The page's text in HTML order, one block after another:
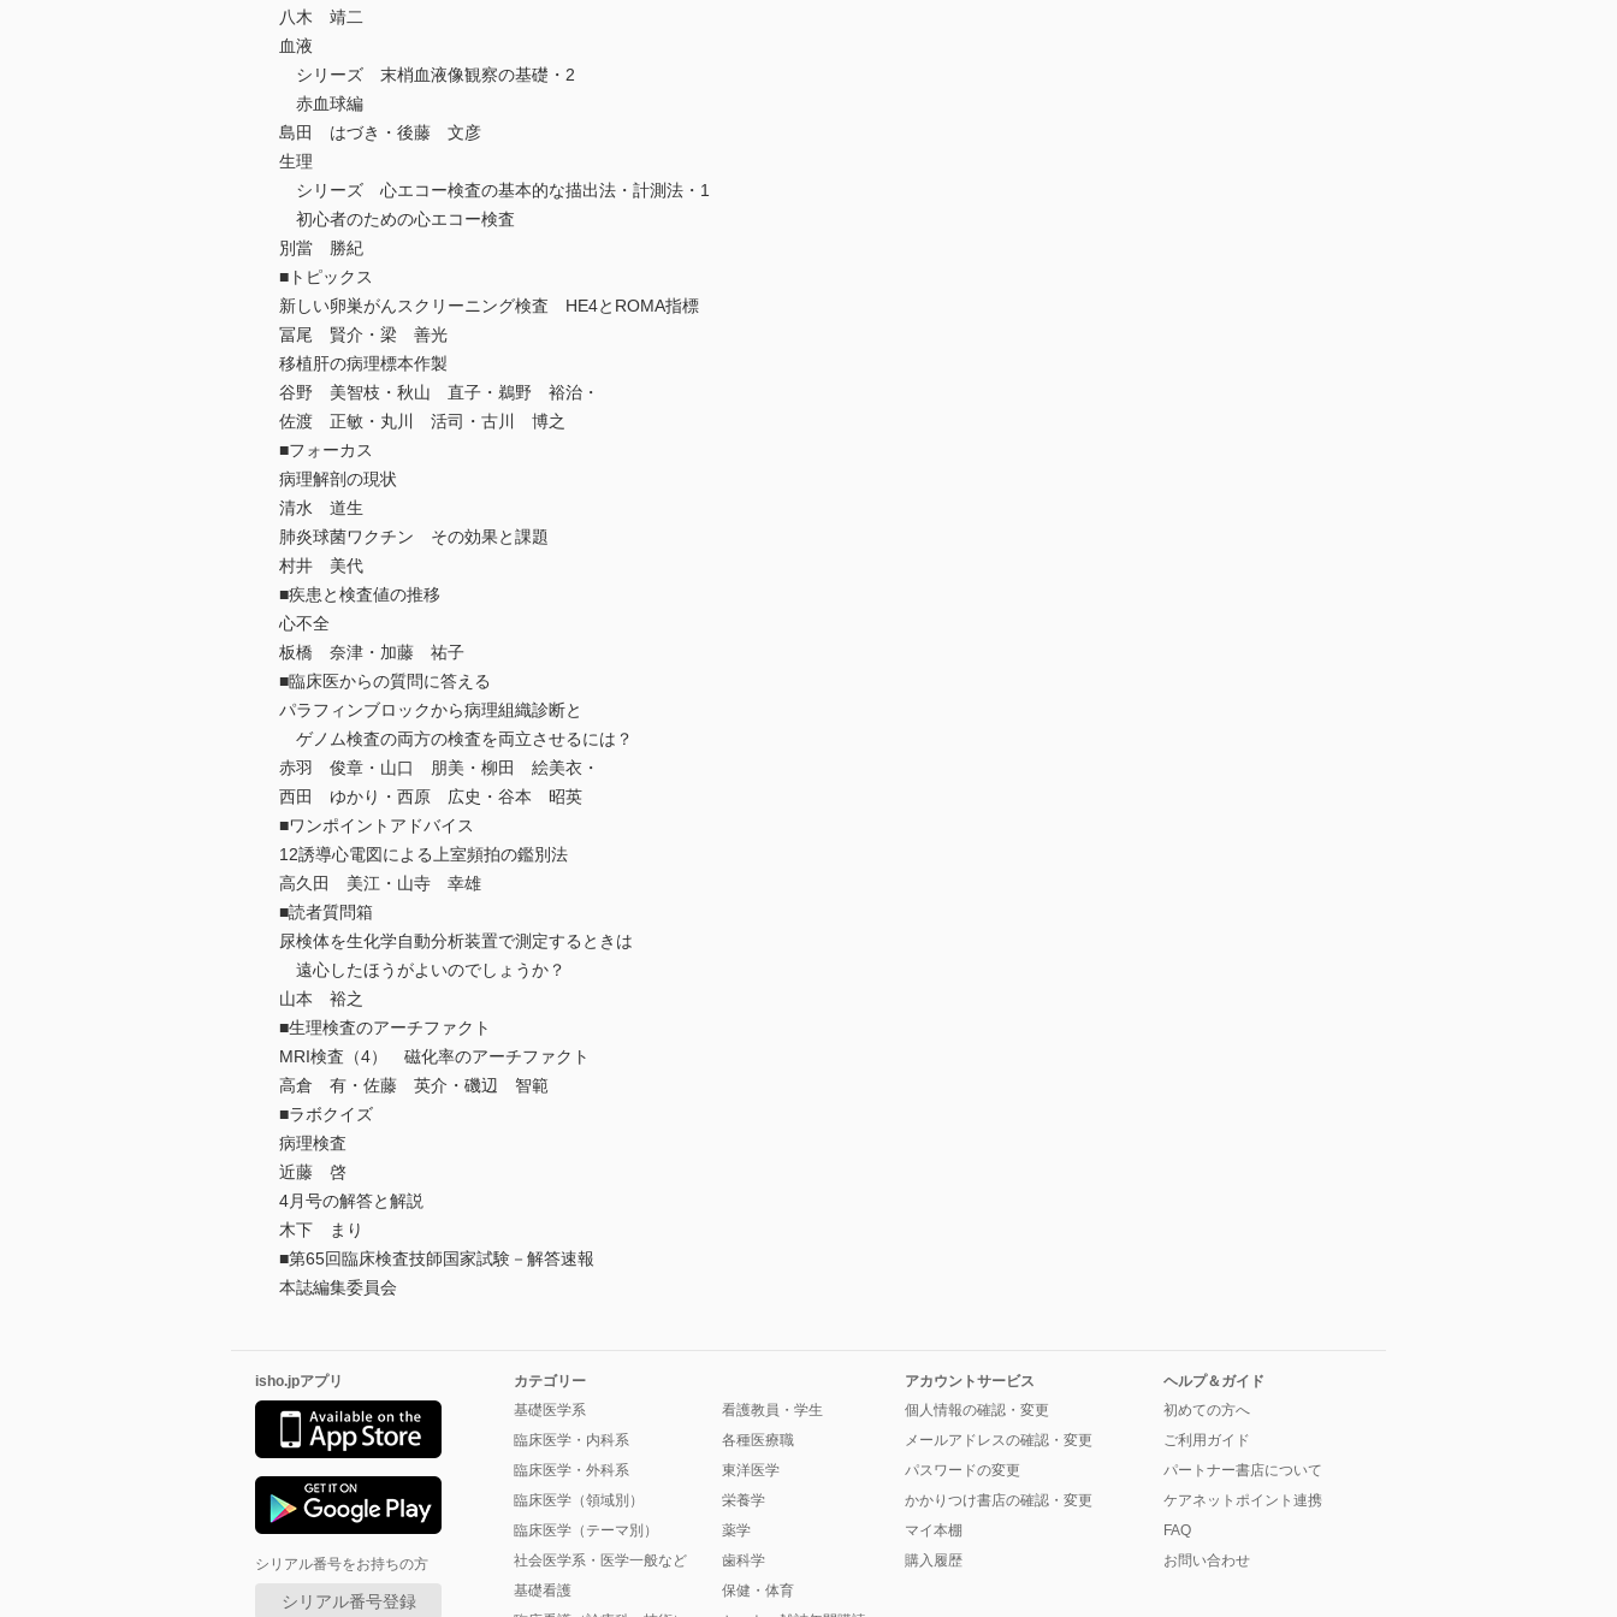
八木 靖二
血液
シリーズ 末梢血液像観察の基礎・2
赤血球編
島田 はづき・後藤 文彦
生理
シリーズ 心エコー検査の基本的な描出法・計測法・1
初心者のための心エコー検査
別當 勝紀
■トピックス
新しい卵巣がんスクリーニング検査 HE4とROMA指標
冨尾 賢介・梁 善光
移植肝の病理標本作製
谷野 美智枝・秋山 直子・鵜野 裕治・
佐渡 正敏・丸川 活司・古川 博之
■フォーカス
病理解剖の現状
清水 道生
肺炎球菌ワクチン その効果と課題
村井 美代
■疾患と検査値の推移
心不全
板橋 奈津・加藤 祐子
■臨床医からの質問に答える
パラフィンブロックから病理組織診断と
ゲノム検査の両方の検査を両立させるには？
赤羽 俊章・山口 朋美・柳田 絵美衣・
西田 ゆかり・西原 広史・谷本 昭英
■ワンポイントアドバイス
12誘導心電図による上室頻拍の鑑別法
高久田 美江・山寺 幸雄
■読者質問箱
尿検体を生化学自動分析装置で測定するときは
遠心したほうがよいのでしょうか？
山本 裕之
■生理検査のアーチファクト
MRI検査（4） 磁化率のアーチファクト
高倉 有・佐藤 英介・磯辺 智範
■ラボクイズ
病理検査
近藤 啓
4月号の解答と解説
木下 まり
■第65回臨床検査技師国家試験－解答速報
本誌編集委員会
isho.jpアプリ
シリアル番号をお持ちの方
シリアル番号登録
カテゴリー
基礎医学系
臨床医学・内科系
臨床医学・外科系
臨床医学（領域別）
臨床医学（テーマ別）
社会医学系・医学一般など
基礎看護
看護教員・学生
各種医療職
東洋医学
栄養学
薬学
歯科学
保健・体育
アカウントサービス
個人情報の確認・変更
メールアドレスの確認・変更
パスワードの変更
かかりつけ書店の確認・変更
マイ本棚
購入履歴
ヘルプ＆ガイド
初めての方へ
ご利用ガイド
パートナー書店について
ケアネットポイント連携
FAQ
お問い合わせ